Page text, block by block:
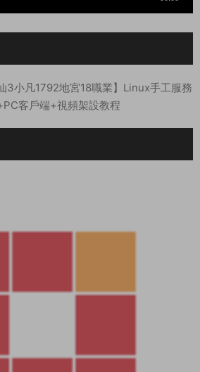
3小凡1792地宮18職業】Linux手工服務
客戶端+視頻架設教程